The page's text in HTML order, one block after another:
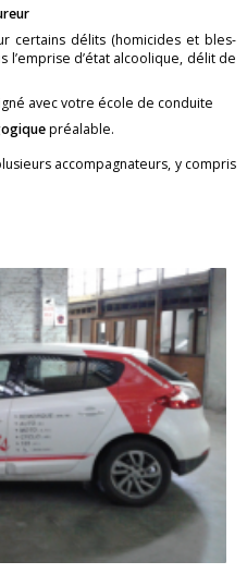
cer­tains dé­lits (ho­mi­cides et bles­
l’em­prise d’état al­coo­lique, délit de
avec votre école de conduite
préa­lable.
ac­com­pa­gna­teurs, y com­pris